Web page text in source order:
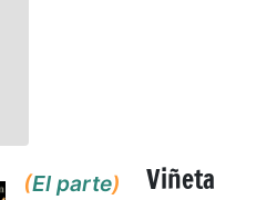
(El parte) Viñeta